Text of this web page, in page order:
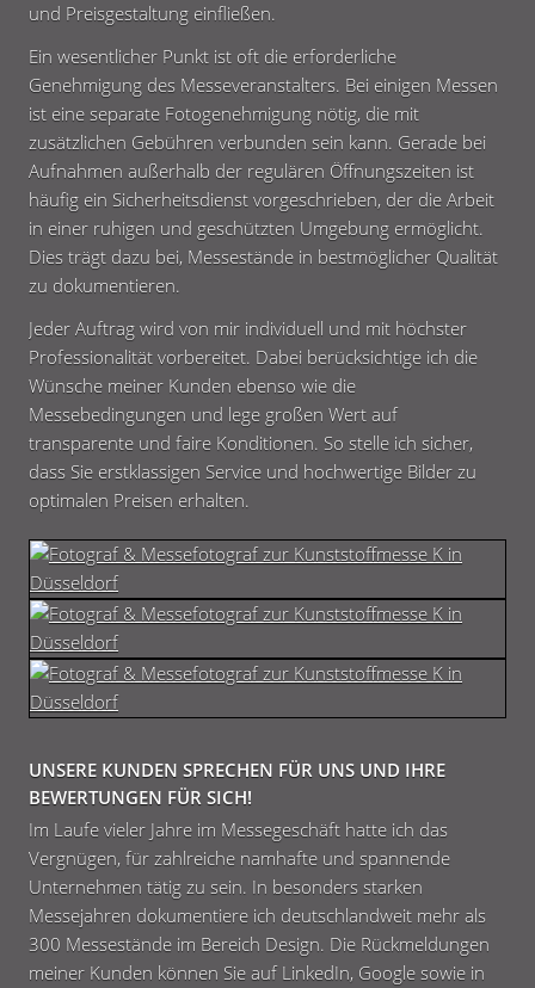
und Preisgestaltung einfließen.
Ein wesentlicher Punkt ist oft die erforderliche
Genehmigung des Messeveranstalters. Bei einigen Messen
ist eine separate Fotogenehmigung nötig, die mit
zusätzlichen Gebühren verbunden sein kann. Gerade bei
Aufnahmen außerhalb der regulären Öffnungszeiten ist
häufig ein Sicherheitsdienst vorgeschrieben, der die Arbeit
in einer ruhigen und geschützten Umgebung ermöglicht.
Dies trägt dazu bei, Messestände in bestmöglicher Qualität
zu dokumentieren.
Jeder Auftrag wird von mir individuell und mit höchster
Professionalität vorbereitet. Dabei berücksichtige ich die
Wünsche meiner Kunden ebenso wie die
Messebedingungen und lege großen Wert auf
transparente und faire Konditionen. So stelle ich sicher,
dass Sie erstklassigen Service und hochwertige Bilder zu
optimalen Preisen erhalten.
UNSERE KUNDEN SPRECHEN FÜR UNS UND IHRE
BEWERTUNGEN FÜR SICH!
Im Laufe vieler Jahre im Messegeschäft hatte ich das
Vergnügen, für zahlreiche namhafte und spannende
Unternehmen tätig zu sein. In besonders starken
Messejahren dokumentiere ich deutschlandweit mehr als
300 Messestände im Bereich Design. Die Rückmeldungen
meiner Kunden können Sie auf LinkedIn, Google sowie in